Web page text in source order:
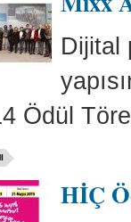
Dijital
Ödül
HİÇ